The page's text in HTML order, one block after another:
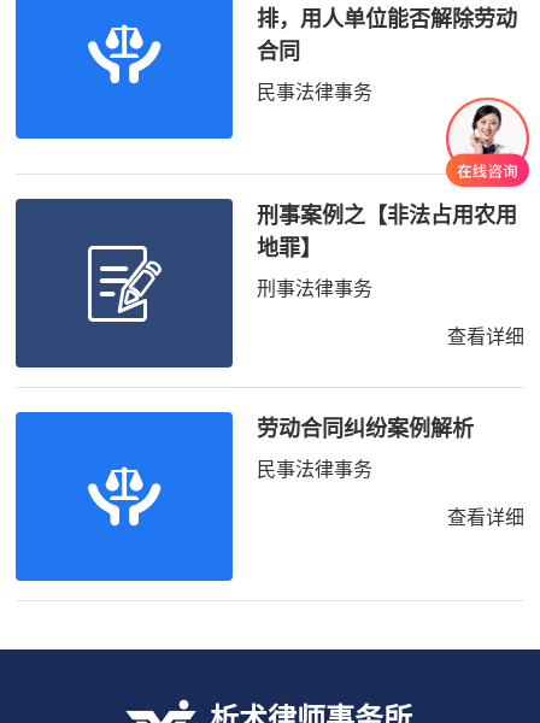
排，用人单位能否解除劳动
合同
民事法律事务
查看详细
刑事案例之【非法占用农用
地罪】
刑事法律事务
查看详细
劳动合同纠纷案例解析
民事法律事务
查看详细